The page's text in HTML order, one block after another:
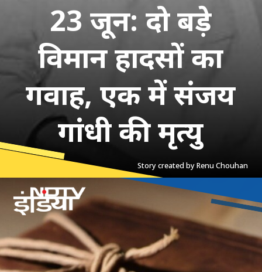
23 जून: दो बड़े
विमान हादसों का
गवाह, एक में संजय
गांधी की मृत्यु
Story created by Renu Chouhan